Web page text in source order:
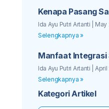
Kenapa Pasang
PDAM Sebaiknya
Ida Ayu Putri Artanti
May
Selengkapnya »
Manfaat Integrasi
dengan Aplikasi
Ida Ayu Putri Artanti
April
Selengkapnya »
Kategori Artikel